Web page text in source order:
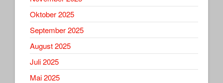
Oktober 2025
September 2025
August 2025
Juli 2025
Mai 2025